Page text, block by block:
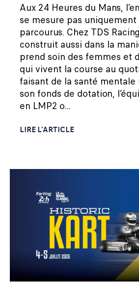
Aux 24 Heures du Mans,
se mesure pas
parcourus. Chez TDS
construit aussi dans la
prend soin des femmes et
qui vivent la course au
faisant de la santé
son fonds de dotation,
en LMP2 o...
LIRE L'ARTICLE